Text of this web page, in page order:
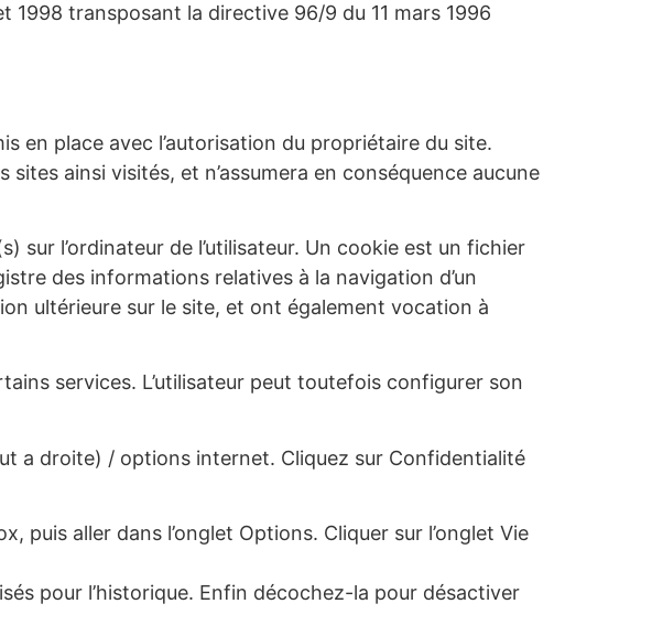
1998 transposant la directive 96/9 du 11 mars 1996
en place avec l’autorisation du propriétaire du site.
ainsi visités, et n’assumera en conséquence aucune
sur l’ordinateur de l’utilisateur. Un cookie est un fichier
des informations relatives à la navigation d’un
ultérieure sur le site, et ont également vocation à
services. L’utilisateur peut toutefois configurer son
a droite) / options internet. Cliquez sur Confidentialité
puis aller dans l’onglet Options. Cliquer sur l’onglet Vie
pour l’historique. Enfin décochez-la pour désactiver